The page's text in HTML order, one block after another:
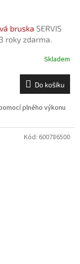
bruska SERVIS
roky zdarma.
Skladem
Do košíku
plného výkonu
Kód: 600786500